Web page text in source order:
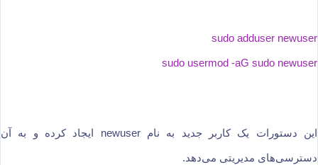
sudo adduser newuser
sudo usermod -aG sudo newuser
این دستورات یک کاربر جدید به نام newuser ایجاد کرده و به آن
دسترسی‌های مدیریتی می‌دهد.